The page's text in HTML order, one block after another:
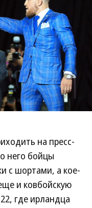
на пресс-
него бойцы
с шортами, а кое-
и ковбойскую
где ирландца